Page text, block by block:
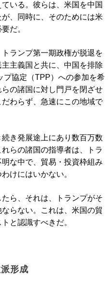
いる。彼らは、米国を中国
、同時に、そのためには米
だ。
ランプ第一期政権が脱退を
主義国と共に、中国を排除
プ協定（TPP）への参加を希
の諸国に対し門戸を閉ざせ
わらず、急速にこの地域で
き発展途上にあり数百万数
らの諸国の指導者は、トラ
な中で、貿易・投資枠組み
けにはいかない。
ら、それは、トランプがそ
らない。これは、米国の貿
と認識すべきだ。
形成